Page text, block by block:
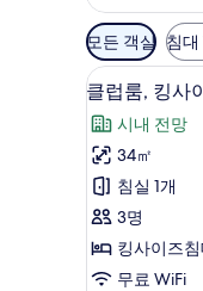
객
실
에
사
용
가
능
한
필
터
모든 객실 침대
클
럽
룸,
킹
사
이
즈
8
클럽룸, 킹사
시내 전망
34㎡
침실 1개
3명
킹사이즈침
무료 WiFi